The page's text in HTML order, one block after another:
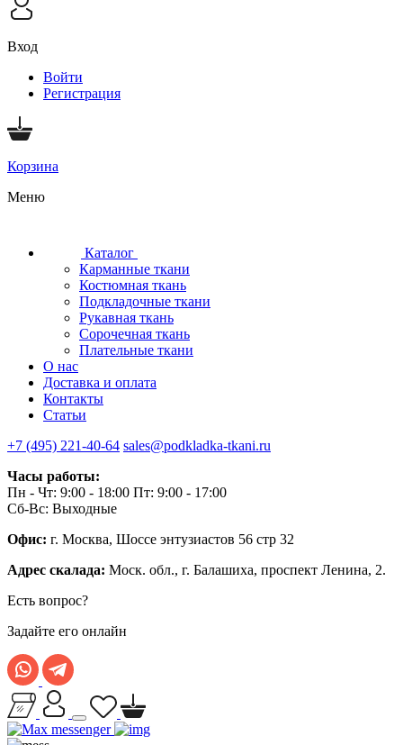
Вход
Войти
Регистрация
Корзина
Меню
Каталог
Карманные ткани
Костюмная ткань
Подкладочные ткани
Рукавная ткань
Сорочечная ткань
Плательные ткани
О нас
Доставка и оплата
Контакты
Статьи
+7 (495) 221-40-64 sales@podkladka-tkani.ru
Часы работы:
Пн - Чт: 9:00 - 18:00 Пт: 9:00 - 17:00
Сб-Вс: Выходные
Офис: г. Москва, Шоссе энтузиастов 56 стр 32
Адрес скалада: Моск. обл., г. Балашиха, проспект Ленина, 2.
Есть вопрос?
Задайте его онлайн